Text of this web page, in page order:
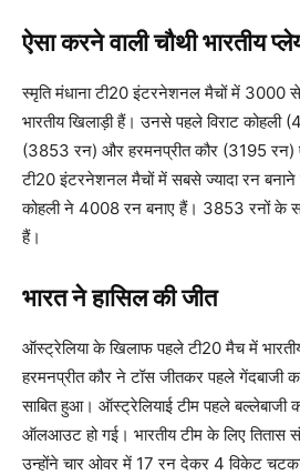
ऐसा करने वाली चौथी भारतीय
स्मृति मंधाना टी20 इंटरनेशनल मैचों में 3000 से
भारतीय खिलाड़ी हैं। उनसे पहले विराट कोहली
(3853 रन) और हरमनप्रीत कौर (3195 रन)
टी20 इंटरनेशनल मैचों में सबसे ज्यादा रन बनाने
कोहली ने 4008 रन बनाए हैं। 3853 रनों के
हैं।
भारत ने हासिल की जीत
ऑस्ट्रेलिया के खिलाफ पहले टी20 मैच में
हरमनप्रीत कौर ने टॉस जीतकर पहले गेंदबाजी
साबित हुआ। ऑस्ट्रेलियाई टीम पहले बल्लेबाजी
ऑलआउट हो गई। भारतीय टीम के लिए तितास
उन्होंने चार ओवर में 17 रन देकर 4 विकेट